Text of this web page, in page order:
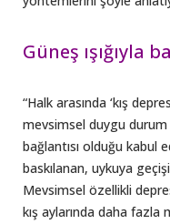
Güneş ışığıyla
“Halk arasında ‘kış
mevsimsel duygu durum
bağlantısı olduğu kabul
baskılanan, uykuya
Mevsimsel özellikli
kış aylarında daha fazla